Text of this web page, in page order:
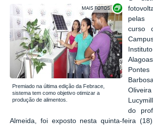
Exibir
Premiado na última edição da Febrace,
sistema tem como objetivo otimizar a
produção de alimentos.
pelas
curso
do
Almeida, foi exposto nesta quinta-feira